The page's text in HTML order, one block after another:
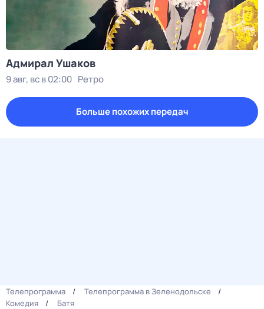
Адмирал Ушаков
9 авг, вс в 02:00 Ретро
Больше похожих передач
Телепрограмма
Телепрограмма в Зеленодольске
Комедия
Батя